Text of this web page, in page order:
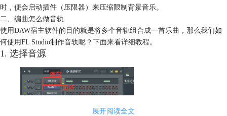
时，便会启动插件（压限器）来压缩限制背景音乐。
二、编曲怎么做音轨
使用DAW宿主软件的目的就是将多个音轨组合成一首乐曲，那么我们如
何使用FL Studio制作音轨呢？下面来看详细教程。
1. 选择音源
展开阅读全文